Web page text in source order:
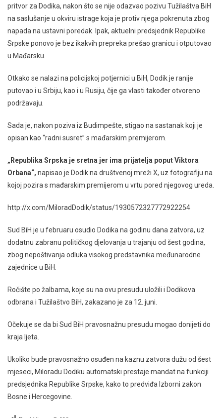
pritvor za Dodika, nakon što se nije odazvao pozivu Tužilaštva BiH
na saslušanje u okviru istrage koja je protiv njega pokrenuta zbog
napada na ustavni poredak. Ipak, aktuelni predsjednik Republike
Srpske ponovo je bez ikakvih prepreka prešao granicu i otputovao
u Mađarsku.
Otkako se nalazi na policijskoj potjernici u BiH, Dodik je ranije
putovao i u Srbiju, kao i u Rusiju, čije ga vlasti također otvoreno
podržavaju.
Sada je, nakon poziva iz Budimpešte, stigao na sastanak koji je
opisan kao “radni susret” s mađarskim premijerom.
„Republika Srpska je sretna jer ima prijatelja poput Viktora
Orbana“, napisao je Dodik na društvenoj mreži X, uz fotografiju na
kojoj pozira s mađarskim premijerom u vrtu pored njegovog ureda.
http://x.com/MiloradDodik/status/1930572327772922254
Sud BiH je u februaru osudio Dodika na godinu dana zatvora, uz
dodatnu zabranu političkog djelovanja u trajanju od šest godina,
zbog nepoštivanja odluka visokog predstavnika međunarodne
zajednice u BiH.
Ročište po žalbama, koje su na ovu presudu uložili i Dodikova
odbrana i Tužilaštvo BiH, zakazano je za 12. juni.
Očekuje se da bi Sud BiH pravosnažnu presudu mogao donijeti do
kraja ljeta.
Ukoliko bude pravosnažno osuđen na kaznu zatvora dužu od šest
mjeseci, Miloradu Dodiku automatski prestaje mandat na funkciji
predsjednika Republike Srpske, kako to predviđa Izborni zakon
Bosne i Hercegovine.